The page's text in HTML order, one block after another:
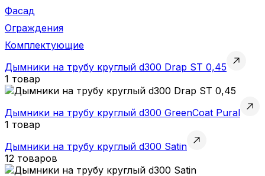
Фасад
Ограждения
Комплектующие
Дымники на трубу круглый d300 Drap ST 0,45
1 товар
Дымники на трубу круглый d300 GreenСoat Pural
1 товар
Дымники на трубу круглый d300 Satin
12 товаров